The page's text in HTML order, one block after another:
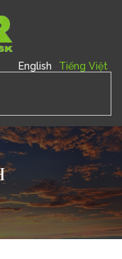
Tiếng Việt
English